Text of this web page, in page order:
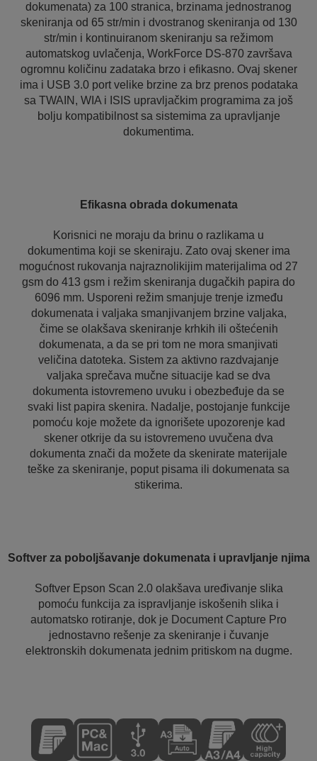
dokumenata) za 100 stranica, brzinama jednostranog
skeniranja od 65 str/min i dvostranog skeniranja od 130
str/min i kontinuiranom skeniranju sa režimom
automatskog uvlačenja, WorkForce DS-870 završava
ogromnu količinu zadataka brzo i efikasno. Ovaj skener
ima i USB 3.0 port velike brzine za brz prenos podataka
sa TWAIN, WIA i ISIS upravljačkim programima za još
bolju kompatibilnost sa sistemima za upravljanje
dokumentima.
Efikasna obrada dokumenata
Korisnici ne moraju da brinu o razlikama u
dokumentima koji se skeniraju. Zato ovaj skener ima
mogućnost rukovanja najraznolikijim materijalima od 27
gsm do 413 gsm i režim skeniranja dugačkih papira do
6096 mm. Usporeni režim smanjuje trenje između
dokumenata i valjaka smanjivanjem brzine valjaka,
čime se olakšava skeniranje krhkih ili oštećenih
dokumenata, a da se pri tom ne mora smanjivati
veličina datoteka. Sistem za aktivno razdvajanje
valjaka sprečava mučne situacije kad se dva
dokumenta istovremeno uvuku i obezbeđuje da se
svaki list papira skenira. Nadalje, postojanje funkcije
pomoću koje možete da ignorišete upozorenje kad
skener otkrije da su istovremeno uvučena dva
dokumenta znači da možete da skenirate materijale
teške za skeniranje, poput pisama ili dokumenata sa
stikerima.
Softver za poboljšavanje dokumenata i upravljanje njima
Softver Epson Scan 2.0 olakšava uređivanje slika
pomoću funkcija za ispravljanje iskošenih slika i
automatsko rotiranje, dok je Document Capture Pro
jednostavno rešenje za skeniranje i čuvanje
elektronskih dokumenata jednim pritiskom na dugme.